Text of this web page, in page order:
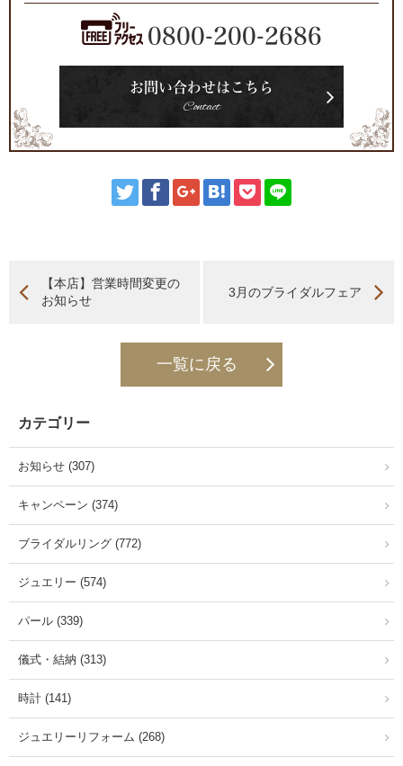
0800-200-2686
お問い合わせはこちら
Contact
【本店】営業時間変更の
お知らせ
3月のブライダルフェア
一覧に戻る
カテゴリー
お知らせ (307)
キャンペーン (374)
ブライダルリング (772)
ジュエリー (574)
パール (339)
儀式・結納 (313)
時計 (141)
ジュエリーリフォーム (268)